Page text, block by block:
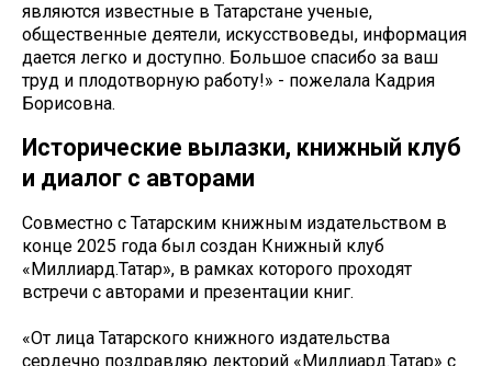
являются известные в Татарстане ученые,
общественные деятели, искусствоведы, информация
дается легко и доступно. Большое спасибо за ваш
труд и плодотворную работу!» - пожелала Кадрия
Борисовна.
Исторические вылазки, книжный клуб
и диалог с авторами
Совместно с Татарским книжным издательством в
конце 2025 года был создан Книжный клуб
«Миллиард.Татар», в рамках которого проходят
встречи с авторами и презентации книг.
«От лица Татарского книжного издательства
сердечно поздравляю лекторий «Миллиард.Татар» с